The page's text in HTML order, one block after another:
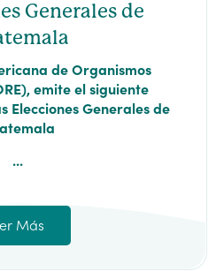
Generales de
de Organismos
emite el siguiente
Elecciones Generales de
...
Más